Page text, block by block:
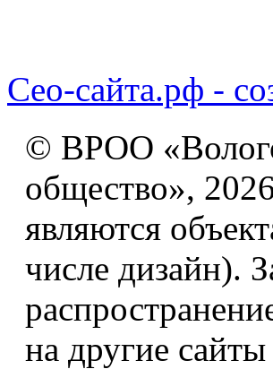
Сео-сайта.рф -
© ВРОО
общество»,
являются
числе дизайн).
на другие